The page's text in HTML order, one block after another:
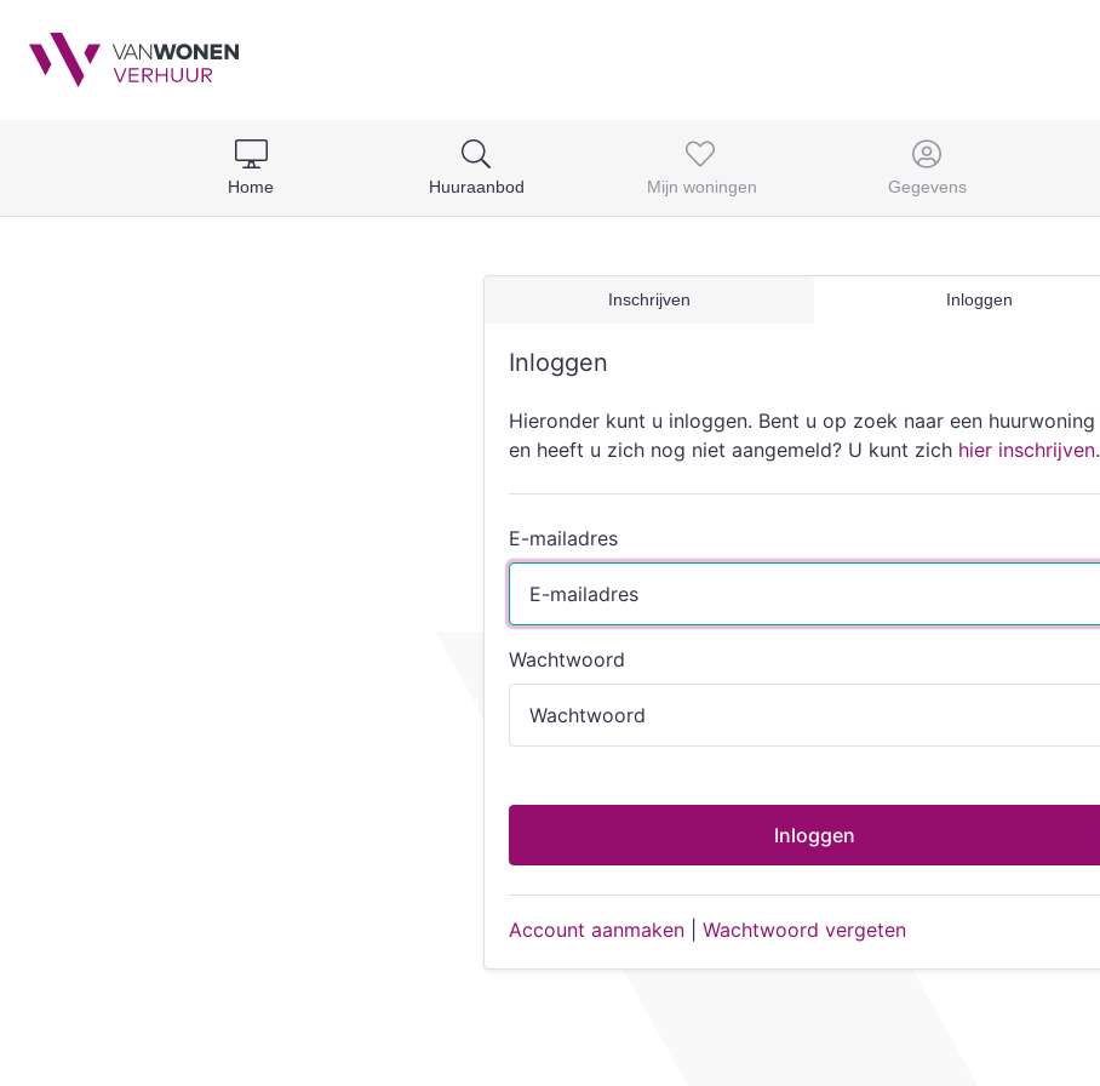
Home Huuraanbod Mijn woningen Gegevens
Inschrijven Inloggen
Inloggen
Hieronder kunt u inloggen. Bent u op zoek naar een huurwoning
en heeft u zich nog niet aangemeld? U kunt zich hier inschrijven.
E-mailadres
Wachtwoord
Inloggen
Account aanmaken Wachtwoord vergeten